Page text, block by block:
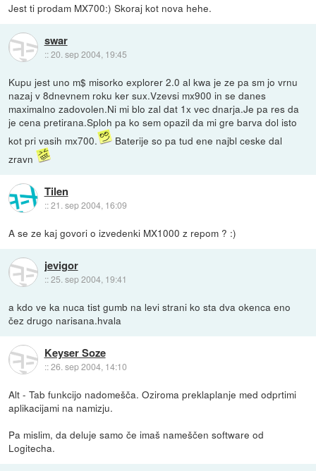
Jest ti prodam MX700:) Skoraj kot nova hehe.
swar
::20. sep 2004, 19:45
Kupu jest uno m$ misorko explorer 2.0 al kwa je ze pa sm jo vrnu
nazaj v 8dnevnem roku ker sux.Vzevsi mx900 in se danes
maximalno zadovolen.Ni mi blo zal dat 1x vec dnarja.Je pa res da
je cena pretirana.Sploh pa ko sem opazil da mi gre barva dol isto
kot pri vasih mx700.
Baterije so pa tud ene najbl ceske dal
zravn
Tilen
::21. sep 2004, 16:09
A se ze kaj govori o izvedenki MX1000 z repom ? :)
jevigor
::25. sep 2004, 19:41
a kdo ve ka nuca tist gumb na levi strani ko sta dva okenca eno
čez drugo narisana.hvala
Keyser Soze
::26. sep 2004, 14:10
Alt - Tab funkcijo nadomešča. Oziroma preklaplanje med odprtimi
aplikacijami na namizju.
Pa mislim, da deluje samo če imaš nameščen software od
Logitecha.